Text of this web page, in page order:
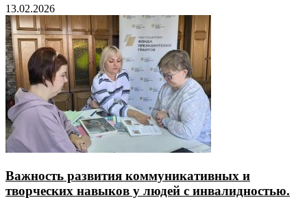
13.02.2026
Важность развития коммуникативных и
творческих навыков у людей с инвалидностью.